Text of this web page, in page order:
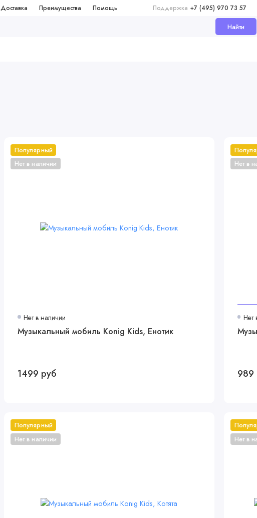
Доставка Преимущества Помощь Поддержка +7 (495) 970 73 57
Найти
Популярный
Нет в наличии
Нет в наличии
Музыкальный мобиль Konig Kids, Енотик
1499 руб
Нет в
Нет
989
Популярный
Нет в наличии
Нет в